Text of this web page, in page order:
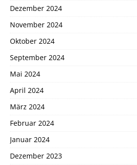
Dezember 2024
November 2024
Oktober 2024
September 2024
Mai 2024
April 2024
März 2024
Februar 2024
Januar 2024
Dezember 2023